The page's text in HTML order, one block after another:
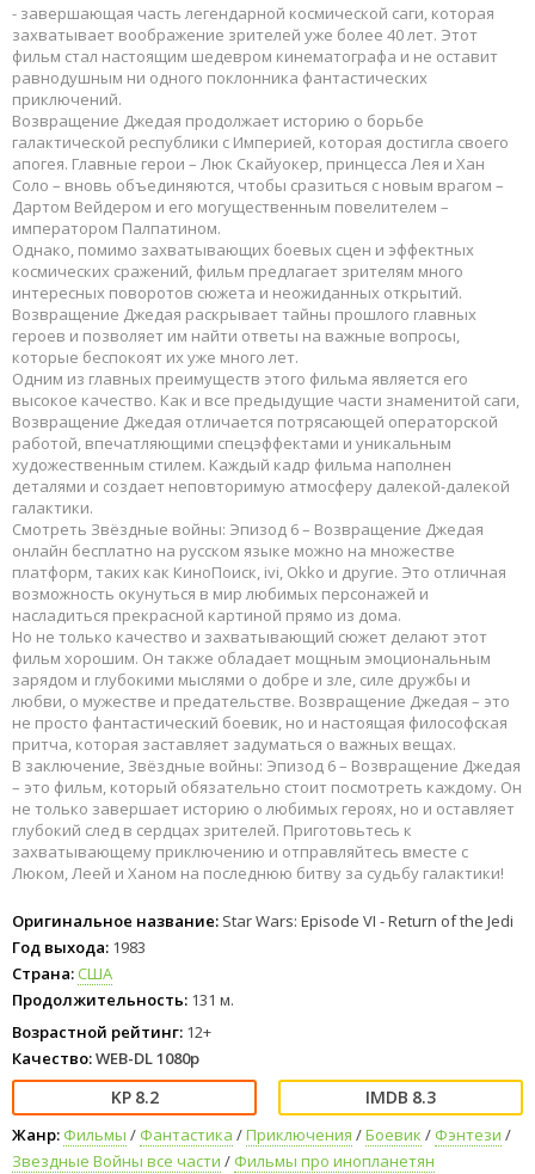
- завершающая часть легендарной космической саги, которая
захватывает воображение зрителей уже более 40 лет. Этот
фильм стал настоящим шедевром кинематографа и не оставит
равнодушным ни одного поклонника фантастических
приключений.
Возвращение Джедая продолжает историю о борьбе
галактической республики с Империей, которая достигла своего
апогея. Главные герои – Люк Скайуокер, принцесса Лея и Хан
Соло – вновь объединяются, чтобы сразиться с новым врагом –
Дартом Вейдером и его могущественным повелителем –
императором Палпатином.
Однако, помимо захватывающих боевых сцен и эффектных
космических сражений, фильм предлагает зрителям много
интересных поворотов сюжета и неожиданных открытий.
Возвращение Джедая раскрывает тайны прошлого главных
героев и позволяет им найти ответы на важные вопросы,
которые беспокоят их уже много лет.
Одним из главных преимуществ этого фильма является его
высокое качество. Как и все предыдущие части знаменитой саги,
Возвращение Джедая отличается потрясающей операторской
работой, впечатляющими спецэффектами и уникальным
художественным стилем. Каждый кадр фильма наполнен
деталями и создает неповторимую атмосферу далекой-далекой
галактики.
Смотреть Звёздные войны: Эпизод 6 – Возвращение Джедая
онлайн бесплатно на русском языке можно на множестве
платформ, таких как КиноПоиск, ivi, Okko и другие. Это отличная
возможность окунуться в мир любимых персонажей и
насладиться прекрасной картиной прямо из дома.
Но не только качество и захватывающий сюжет делают этот
фильм хорошим. Он также обладает мощным эмоциональным
зарядом и глубокими мыслями о добре и зле, силе дружбы и
любви, о мужестве и предательстве. Возвращение Джедая – это
не просто фантастический боевик, но и настоящая философская
притча, которая заставляет задуматься о важных вещах.
В заключение, Звёздные войны: Эпизод 6 – Возвращение Джедая
– это фильм, который обязательно стоит посмотреть каждому. Он
не только завершает историю о любимых героях, но и оставляет
глубокий след в сердцах зрителей. Приготовьтесь к
захватывающему приключению и отправляйтесь вместе с
Люком, Леей и Ханом на последнюю битву за судьбу галактики!
Оригинальное название: Star Wars: Episode VI - Return of the Jedi
Год выхода: 1983
Страна: США
Продолжительность: 131 м.
Возрастной рейтинг: 12+
Качество:WEB-DL 1080p
8.2 8.3
Жанр: Фильмы / Фантастика /Приключения /Боевик / Фэнтези /
Звездные Войны все части / Фильмы про инопланетян